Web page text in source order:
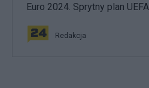
Euro 2024. Sprytny plan UEFA
Redakcja